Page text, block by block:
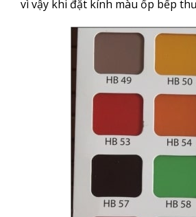
vì vậy khi đặt kính màu ốp bếp